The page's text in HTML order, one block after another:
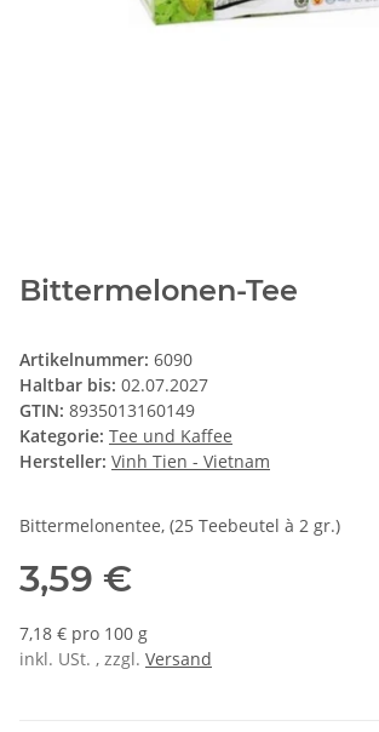
Bittermelonen-Tee
Artikelnummer: 6090
Haltbar bis: 02.07.2027
GTIN: 8935013160149
Kategorie: Tee und Kaffee
Hersteller: Vinh Tien - Vietnam
Bittermelonentee, (25 Teebeutel à 2 gr.)
3,59 €
7,18 € pro 100 g
inkl. USt. , zzgl. Versand